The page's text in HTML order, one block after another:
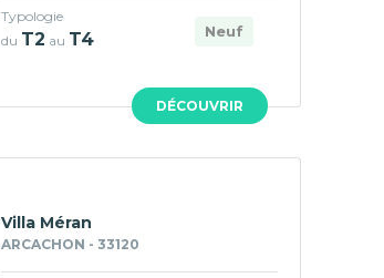
DÉCOUVRIR
Neuf
Typologie
du T2 au T4
Villa Méran
ARCACHON - 33120